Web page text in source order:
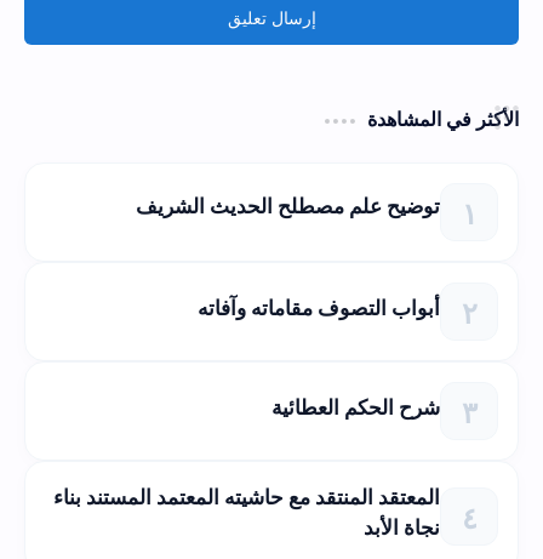
إرسال تعليق
الأكثر في المشاهدة
توضيح علم مصطلح الحديث الشريف
أبواب التصوف مقاماته وآفاته
شرح الحكم العطائية
المعتقد المنتقد مع حاشيته المعتمد المستند بناء
نجاة الأبد